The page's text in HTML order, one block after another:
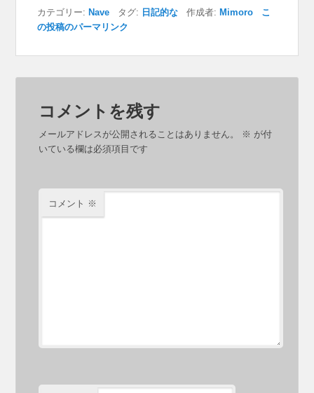
カテゴリー:Nave タグ: 日記的な 作成者:Mimoro
こ
の投稿のパーマリンク
コメントを残す
メールアドレスが公開されることはありません。 ※ が付
いている欄は必須項目です
コメント ※